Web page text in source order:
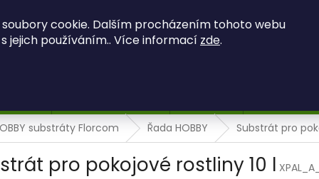
cookie. Dalším procházením tohoto webu
jejich používáním.. Více informací zde.
substráty Florcom Řada HOBBY Substrát pro
pro pokojové rostliny 10 l